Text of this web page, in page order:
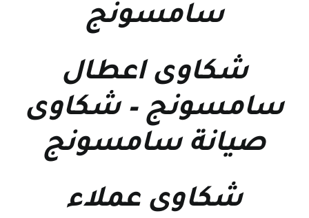
سامسونج
شكاوى اعطال
سامسونج–شكاوى
صيانة سامسونج
شكاوى عملاء